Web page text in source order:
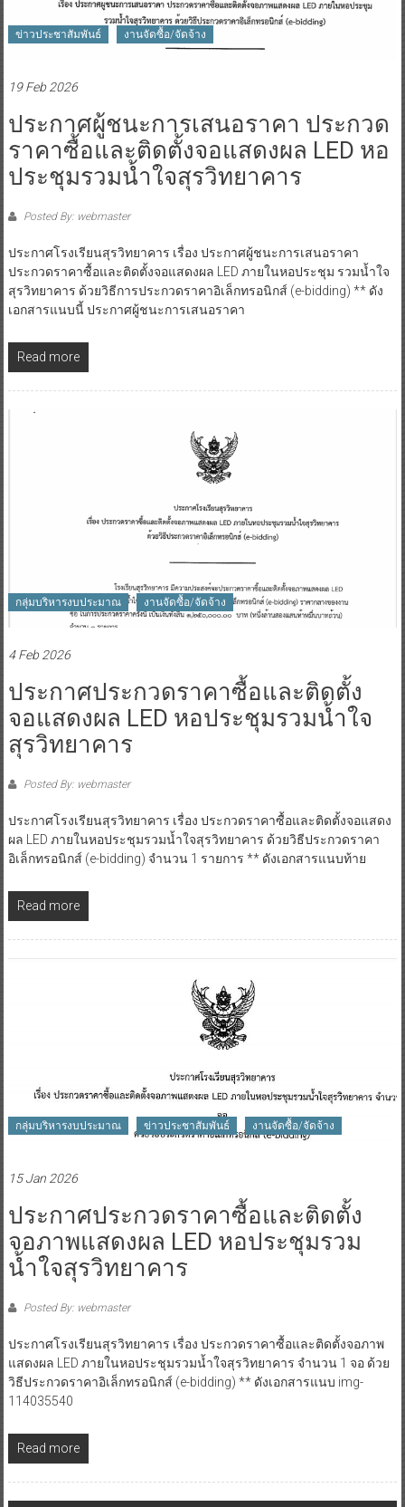
ข่าวประชาสัมพันธ์ งานจัดซื้อ/จัดจ้าง
19 Feb 2026
ประกาศผู้ชนะการเสนอราคา ประกวด
ราคาซื้อและติดตั้งจอแสดงผล LED หอ
ประชุมรวมน้ำใจสุรวิทยาคาร
Posted By: webmaster
ประกาศโรงเรียนสุรวิทยาคาร เรื่อง ประกาศผู้ชนะการเสนอราคา
ประกวดราคาซื้อและติดตั้งจอแสดงผล LED ภายในหอประชุม รวมน้ำใจ
สุรวิทยาคาร ด้วยวิธีการประกวดราคาอิเล็กทรอนิกส์ (e-bidding) ** ดัง
เอกสารแนบนี้ ประกาศผู้ชนะการเสนอราคา
Read more
กลุ่มบริหารงบประมาณ งานจัดซื้อ/จัดจ้าง
4 Feb 2026
ประกาศประกวดราคาซื้อและติดตั้ง
จอแสดงผล LED หอประชุมรวมน้ำใจ
สุรวิทยาคาร
Posted By: webmaster
ประกาศโรงเรียนสุรวิทยาคาร เรื่อง ประกวดราคาซื้อและติดตั้งจอแสดง
ผล LED ภายในหอประชุมรวมน้ำใจสุรวิทยาคาร ด้วยวิธีประกวดราคา
อิเล็กทรอนิกส์ (e-bidding) จำนวน 1 รายการ ** ดังเอกสารแนบท้าย
Read more
กลุ่มบริหารงบประมาณ ข่าวประชาสัมพันธ์ งานจัดซื้อ/จัดจ้าง
15 Jan 2026
ประกาศประกวดราคาซื้อและติดตั้ง
จอภาพแสดงผล LED หอประชุมรวม
น้ำใจสุรวิทยาคาร
Posted By: webmaster
ประกาศโรงเรียนสุรวิทยาคาร เรื่อง ประกวดราคาซื้อและติดตั้งจอภาพ
แสดงผล LED ภายในหอประชุมรวมน้ำใจสุรวิทยาคาร จำนวน 1 จอ ด้วย
วิธีประกวดราคาอิเล็กทรอนิกส์ (e-bidding) ** ดังเอกสารแนบ img-
114035540
Read more